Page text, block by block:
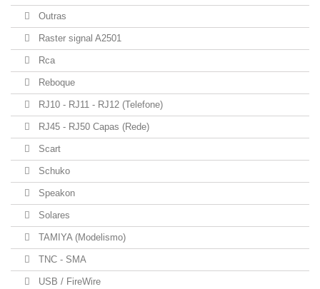
Outras
Raster signal A2501
Rca
Reboque
RJ10 - RJ11 - RJ12 (Telefone)
RJ45 - RJ50 Capas (Rede)
Scart
Schuko
Speakon
Solares
TAMIYA (Modelismo)
TNC - SMA
USB / FireWire